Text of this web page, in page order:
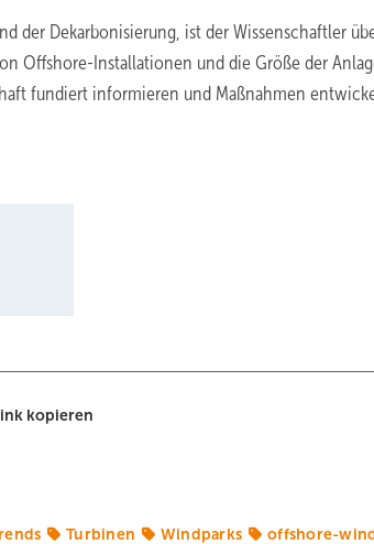
der Dekarbonisierung, ist der Wissenschaftler
Offshore-Installationen und die Größe der
fundiert informieren und Maßnahmen
kopieren
Turbinen Windparks offshore-